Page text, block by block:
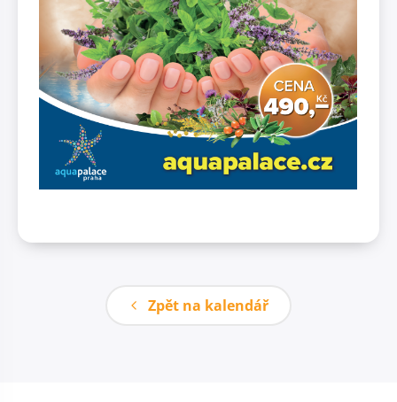
Zpět na kalendář